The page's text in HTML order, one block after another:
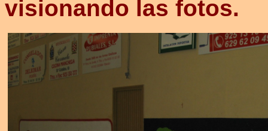
visionando las fotos.